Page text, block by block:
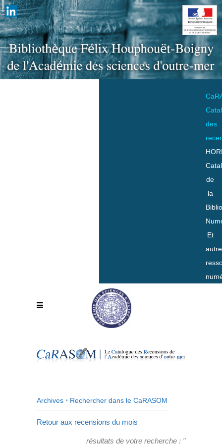
des
de
la
Et
Archives • Rechercher dans le CaRASOM
Retour aux recensions du mois
résultats de votre recherche : "